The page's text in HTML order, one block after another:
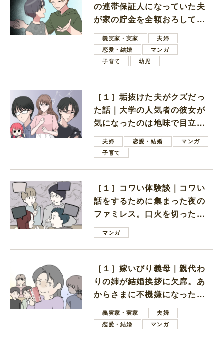
の連帯保証人になっていた夫
が家の貯金を全額おろしてほ
しいと言ってきた
義実家・実家
夫婦
恋愛・結婚
マンガ
子育て
幼児
［１］垢抜けた夫がクズだっ
た話｜大学の人気者の彼女が
気になったのは地味で目立た
ない男子学生
夫婦 恋愛・結婚
マンガ
子育て
［１］コワい体験談｜コワい
話をするために集まった夜の
ファミレス。口火を切ったの
は電車好きの男の子ママ
マンガ
［１］嫁いびり義母｜親代わ
りの姉が結婚挨拶に欠席。あ
からさまに不機嫌になった義
母義実家・実家
夫婦
恋愛・結婚
マンガ